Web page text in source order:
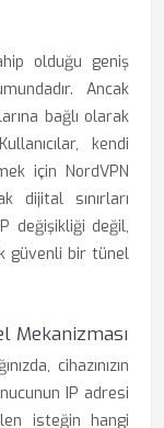
olduğu geniş
Ancak
bağlı olarak
kendi
için NordVPN
dijital sınırları
değişikliği değil,
güvenli bir tünel
Mekanizması
cihazınızın
IP adresi
isteğin hangi